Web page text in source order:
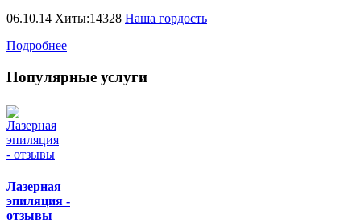
06.10.14 Хиты:14328 Наша гордость
Подробнее
Популярные услуги
Лазерная
эпиляция -
отзывы